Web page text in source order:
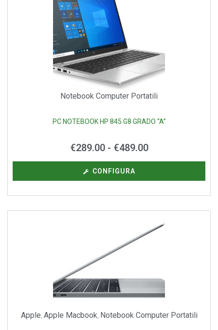
Notebook Computer Portatili
PC NOTEBOOK HP 845 G8 GRADO “A”
€289.00 - €489.00
CONFIGURA
Apple, Apple Macbook, Notebook Computer Portatili